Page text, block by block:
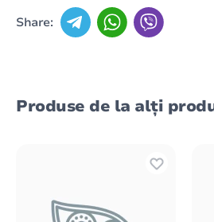
Share:
Produse de la alți